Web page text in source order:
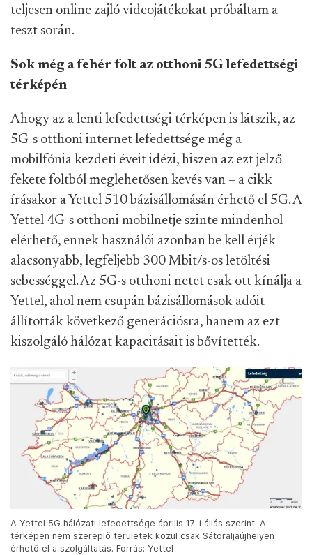
teljesen online zajló videojátékokat próbáltam a
teszt során.
Sok még a fehér folt az otthoni 5G lefedettségi
térképén
Ahogy az a lenti lefedettségi térképen is látszik, az
5G-s otthoni internet lefedettsége még a
mobilfónia kezdeti éveit idézi, hiszen az ezt jelző
fekete foltból meglehetősen kevés van – a cikk
írásakor a Yettel 510 bázisállomásán érhető el 5G. A
Yettel 4G-s otthoni mobilnetje szinte mindenhol
elérhető, ennek használói azonban be kell érjék
alacsonyabb, legfeljebb 300 Mbit/s-os letöltési
sebességgel. Az 5G-s otthoni netet csak ott kínálja a
Yettel, ahol nem csupán bázisállomások adóit
állították következő generációsra, hanem az ezt
kiszolgáló hálózat kapacitásait is bővítették.
A Yettel 5G hálózati lefedettsége április 17-i állás szerint. A
térképen nem szereplő területek közül csak Sátoraljaújhelyen
érhető el a szolgáltatás. Forrás: Yettel